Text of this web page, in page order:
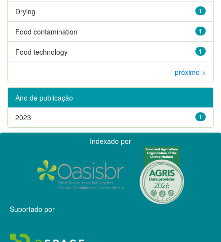
1
Drying
1
Food contamination
1
Food technology
próximo >
Ano de publicação
1
2023
Indexado por
Suportado por